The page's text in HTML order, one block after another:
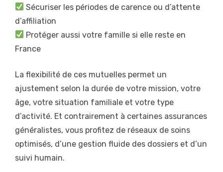
Sécuriser les périodes de carence ou d’attente
d’affiliation
Protéger aussi votre famille si elle reste en
France
La flexibilité de ces mutuelles permet un
ajustement selon la durée de votre mission, votre
âge, votre situation familiale et votre type
d’activité. Et contrairement à certaines assurances
généralistes, vous profitez de réseaux de soins
optimisés, d’une gestion fluide des dossiers et d’un
suivi humain.